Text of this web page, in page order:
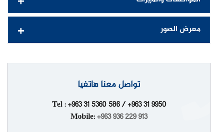
معرض الصور
تواصل معنا هاتفيا
Tel : +963 31 5360 586 / +963 31 9950
Mobile:+963 936 229 913